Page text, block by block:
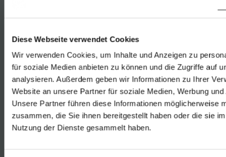
Diese Webseite verwendet Cookies
Wir verwenden Cookies, um Inhalte und Anzeigen zu
für soziale Medien anbieten zu können und die Zugriffe auf
analysieren. Außerdem geben wir Informationen zu Ihrer
Website an unsere Partner für soziale Medien, Werbung
Unsere Partner führen diese Informationen möglicherweise
zusammen, die Sie ihnen bereitgestellt haben oder die sie
Nutzung der Dienste gesammelt haben.
Serie „Making
of“ widmet sich
der Vinifizierung
unserer
klassisch
ausgebauten
Rotweine.